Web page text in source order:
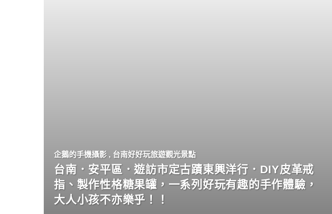
企鵝的手機攝影 , 台南好好玩旅遊觀光景點
台南．安平區．遊訪市定古蹟東興洋行．DIY皮革戒
指、製作性格糖果罐，一系列好玩有趣的手作體驗，
大人小孩不亦樂乎！！